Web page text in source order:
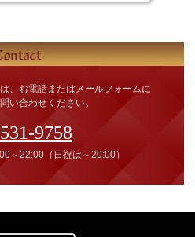
、お電話またはメールフォームに
い合わせください。
9758
～22:00（日祝は～20:00）